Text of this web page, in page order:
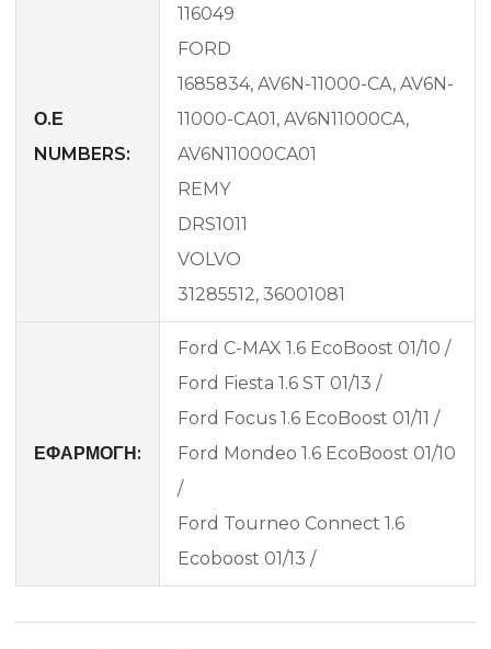
Ο.Ε
NUMBERS:
116049
FORD
1685834, AV6N-11000-CA, AV6N-
11000-CA01, AV6N11000CA,
AV6N11000CA01
REMY
DRS1011
VOLVO
31285512, 36001081
ΕΦΑΡΜΟΓΗ:
Ford C-MAX 1.6 EcoBoost 01/10 /
Ford Fiesta 1.6 ST 01/13 /
Ford Focus 1.6 EcoBoost 01/11 /
Ford Mondeo 1.6 EcoBoost 01/10
/
Ford Tourneo Connect 1.6
Ecoboost 01/13 /